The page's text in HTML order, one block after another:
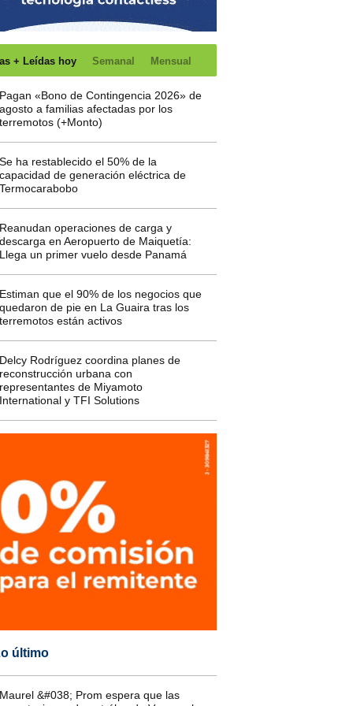
+ Leídas hoy Semanal Mensual
«Bono de Contingencia 2026» de
a familias afectadas por los
(+Monto)
ha restablecido el 50% de la
de generación eléctrica de
operaciones de carga y
en Aeropuerto de Maiquetía:
un primer vuelo desde Panamá
que el 90% de los negocios que
de pie en La Guaira tras los
están activos
Rodríguez coordina planes de
urbana con
de Miyamoto
y TFI Solutions
último
&#038; Prom espera que las